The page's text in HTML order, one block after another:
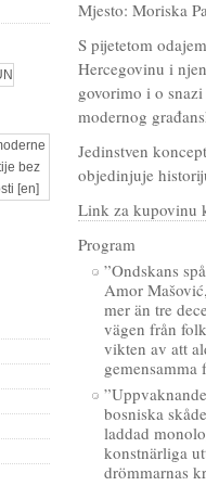
Mjesto: Moriska
S pijetetom
Hercegovinu i
govorimo i o
modernog
Jedinstven
objedinjuje
Link za kupovinu
Program
”Ondskans
Amor
mer än tre
vägen från
vikten av att
gemensamma
bosniska
laddad
konstnärliga
drömmarnas